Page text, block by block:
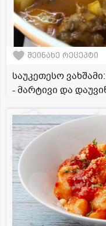
შეინახე რეცეპტი
საუკეთესო
- მარტივი და